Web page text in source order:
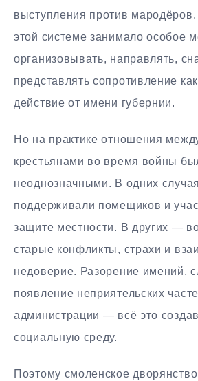
выступления против
этой системе занимало особое
организовывать, направлять,
представлять сопротивление
действие от имени губернии.
Но на практике отношения
крестьянами во время войны
неоднозначными. В одних
поддерживали помещиков и
защите местности. В других —
старые конфликты, страхи и
недоверие. Разорение имений,
появление неприятельских
администрации — всё это
социальную среду.
Поэтому смоленское